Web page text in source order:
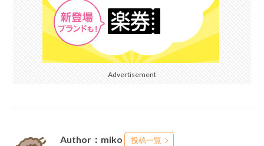
Advertisement
Author：miko 投稿一覧